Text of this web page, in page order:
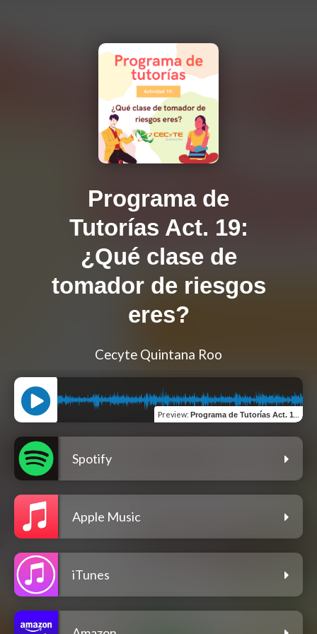
Programa de
Tutorías Act. 19:
¿Qué clase de
tomador de riesgos
eres?
Cecyte Quintana Roo
Preview: Programa de Tutorías Act. 19: ¿Qué clase de tomador de riesgos eres?
Spotify
Apple Music
iTunes